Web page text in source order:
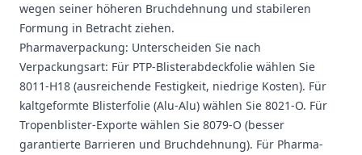
wegen seiner höheren Bruchdehnung und stabileren
Formung in Betracht ziehen.
Pharmaverpackung: Unterscheiden Sie nach
Verpackungsart: Für PTP-Blisterabdeckfolie wählen Sie
8011-H18 (ausreichende Festigkeit, niedrige Kosten). Für
kaltgeformte Blisterfolie (Alu-Alu) wählen Sie 8021-O. Für
Tropenblister-Exporte wählen Sie 8079-O (besser
garantierte Barrieren und Bruchdehnung). Für Pharma-